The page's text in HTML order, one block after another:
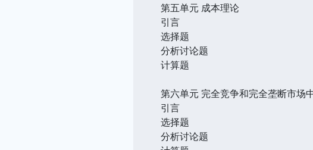
第五单元 成本理论
引言
选择题
分析讨论题
计算题
第六单元 完全竞争和完全垄断市场
引言
选择题
分析讨论题